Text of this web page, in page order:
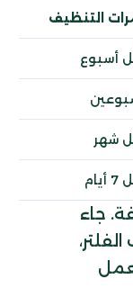
التنظيف
أسبوع
شهر
جاء